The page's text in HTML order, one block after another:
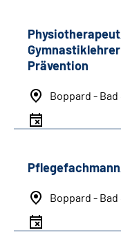
Prävention
Boppard - Bad
Boppard - Bad